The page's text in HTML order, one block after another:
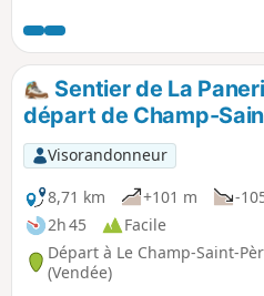
sentiers permettant de
bois aux essences variées. La
permettra peut-être d'y croiser
Sur les 3/4 du parcours vous
un sentier parfaitement balisé
(balises numérotées).
Sentier de La
départ de Champ-
Visorandonneur
8,71 km
+101 m
-
2h 45
Facile
Départ à Le Champ-Saint-
(Vendée)